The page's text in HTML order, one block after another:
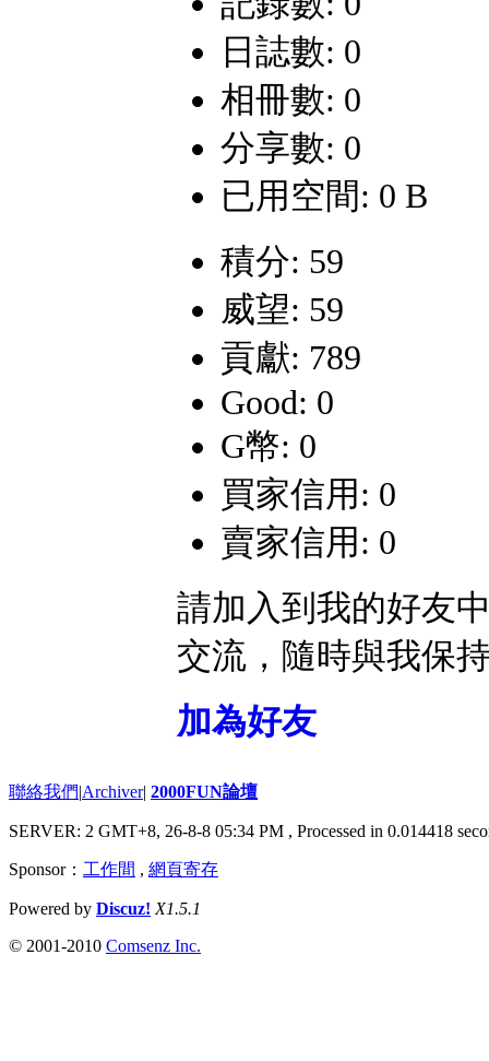
日誌數: 0
相冊數: 0
分享數: 0
已用空間: 0 B
積分: 59
威望: 59
貢獻: 789
Good: 0
G幣: 0
買家信用: 0
賣家信用: 0
請加入到我的好友
交流，隨時與我保
加為好友
聯絡我們|Archiver| 2000FUN論壇
SERVER: 2 GMT+8, 26-8-8 05:34 PM , Processed in 0.014418
Sponsor： 工作間 , 網頁寄存
Powered by Discuz! X1.5.1
© 2001-2010 Comsenz Inc.